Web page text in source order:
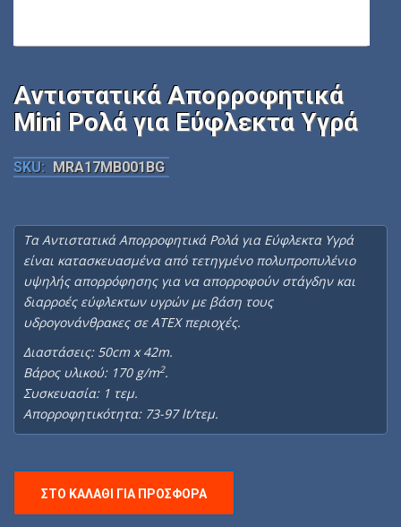
Αντιστατικά Απορροφητικά
Mini Ρολά για Εύφλεκτα Υγρά
SKU: MRA17MB001BG
ΤαΑντιστατικά Απορροφητικά Ρολά για Εύφλεκτα Υγρά
είναι κατασκευασμένα από τετηγμένο πολυπροπυλένιο
υψηλής απορρόφησηςγια να απορροφούν στάγδην και
διαρροές εύφλεκτων υγρών με βάση τους
υδρογονάνθρακες σε ATEX περιοχές.
Διαστάσεις: 50cm x 42m.
Βάρος υλικού: 170 g/m2.
Συσκευασία: 1 τεμ.
Απορροφητικότητα: 73-97 lt/τεμ.
ΣΤΟ ΚΑΛΆΘΙ ΓΙΑ ΠΡΟΣΦΟΡΆ